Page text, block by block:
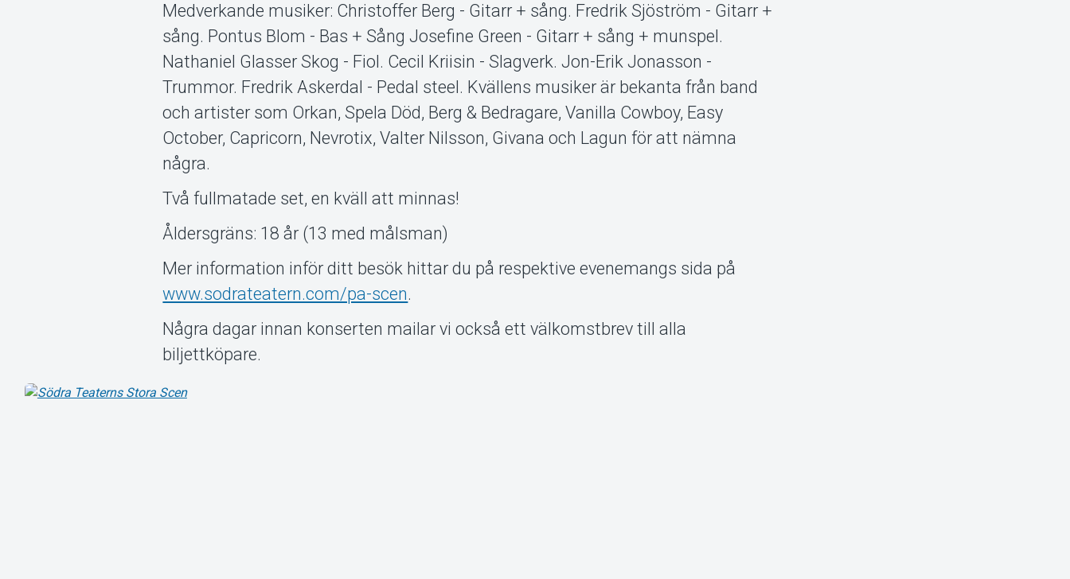
Medverkande musiker: Christoffer Berg - Gitarr + sång. Fredrik Sjöström - Gitarr +
sång. Pontus Blom - Bas + Sång Josefine Green - Gitarr + sång + munspel.
Nathaniel Glasser Skog - Fiol. Cecil Kriisin - Slagverk. Jon-Erik Jonasson -
Trummor. Fredrik Askerdal - Pedal steel. Kvällens musiker är bekanta från band
och artister som Orkan, Spela Död, Berg & Bedragare, Vanilla Cowboy, Easy
October, Capricorn, Nevrotix, Valter Nilsson, Givana och Lagun för att nämna
några.
Två fullmatade set, en kväll att minnas!
Åldersgräns: 18 år (13 med målsman)
Mer information inför ditt besök hittar du på respektive evenemangs sida på
www.sodrateatern.com/pa-scen.
Några dagar innan konserten mailar vi också ett välkomstbrev till alla
biljettköpare.